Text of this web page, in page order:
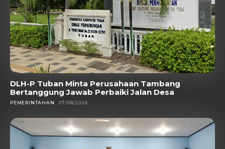
DLH-P Tuban Minta Perusahaan Tambang
Bertanggung Jawab Perbaiki Jalan Desa
PEMERINTAHAN 07/08/2026